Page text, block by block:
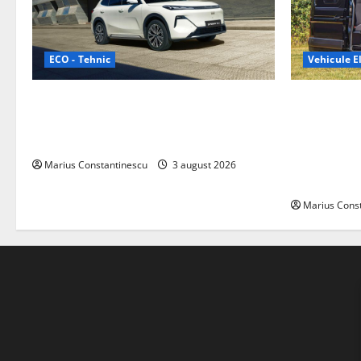
ECO - Tehnic
Marius Constantinescu 3 august 2026
Vehicule
Marius